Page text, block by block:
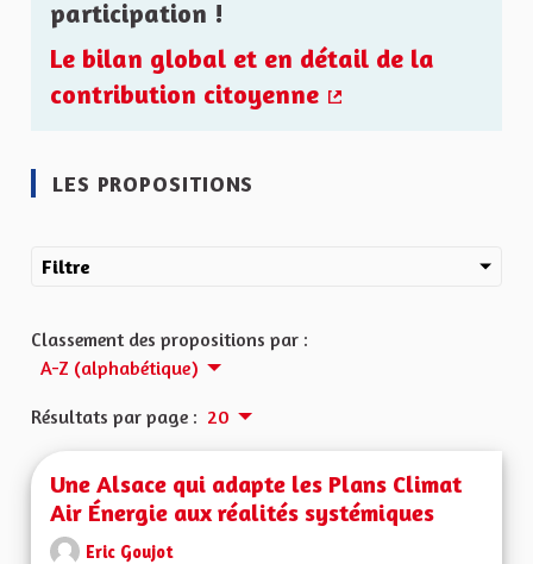
participation !
Le bilan global et en détail de la
contribution citoyenne
LES PROPOSITIONS
Filtre
Classement des propositions par :
A-Z (alphabétique)
Résultats par page : 20
Une Alsace qui adapte les Plans Climat
Air Énergie aux réalités systémiques
Eric Goujot